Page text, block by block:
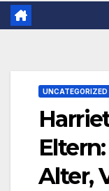
UNCATEGORIZED
Alter,